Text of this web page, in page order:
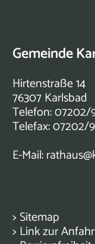
Gemeinde
Hirtenstraße 14
76307 Karlsbad
Telefon:
Telefax: 07202/
E-Mail:
> Sitemap
> Link zur